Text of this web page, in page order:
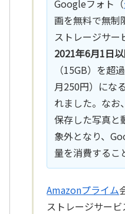
Googleフォト（
画を無料で無制
ストレージサー
2021年6月1日
（15GB）を超
月250円）にな
れました。なお
保存した写真と
象外となり、
量を消費するこ
Amazonプライム
ストレージサー